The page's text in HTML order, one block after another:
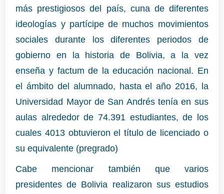
más prestigiosos del país, cuna de diferentes
ideologías y partícipe de muchos movimientos
sociales durante los diferentes periodos de
gobierno en la historia de Bolivia, a la vez
enseña y factum de la educación nacional. En
el ámbito del alumnado, hasta el año 2016, la
Universidad Mayor de San Andrés tenía en sus
aulas alrededor de 74.391 estudiantes, de los
cuales 4013 obtuvieron el título de licenciado o
su equivalente (pregrado)
Cabe mencionar también que varios
presidentes de Bolivia realizaron sus estudios